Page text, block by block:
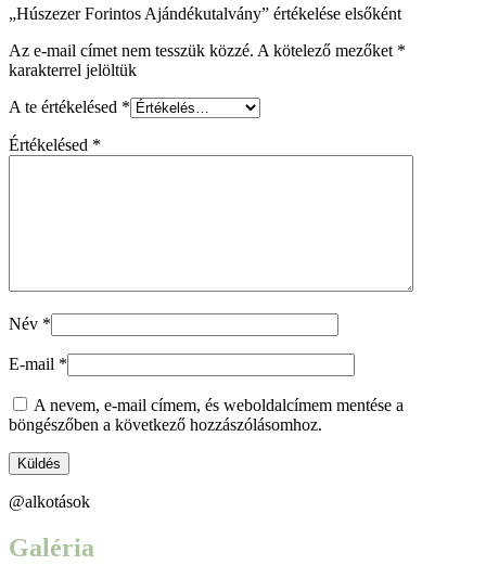
„Húszezer Forintos Ajándékutalvány” értékelése elsőként
Az e-mail címet nem tesszük közzé. A kötelező mezőket *
karakterrel jelöltük
A te értékelésed *
Értékelésed *
Név *
E-mail *
A nevem, e-mail címem, és weboldalcímem mentése a
böngészőben a következő hozzászólásomhoz.
@alkotások
Galéria